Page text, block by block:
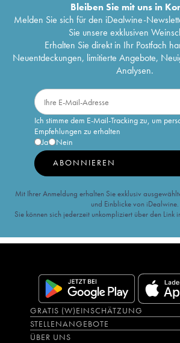
Bleiben Sie mit uns in
Melden Sie sich für den iDealwine-
Sie unsere exklusiven
Erhalten Sie direkt in Ihr Postfach
Neuentdeckungen, limitierte Angebote,
Analysen.
Ich stimme dem E-Mail-Tracking zu, um
Empfehlungen zu erhalten
Ja
Nein
ABONNIEREN
Mit Ihrer Anmeldung erhalten Sie exklusiv
und Einblicke von iDealwine.
Sie können sich jederzeit unkompliziert über den Link
GRATIS (W)EINSCHÄTZUNG
STELLENANGEBOTE
ÜBER UNS